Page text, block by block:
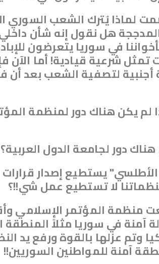
لماذا يُترك الشعب السوري
هل نقول إنه شأن
في سوريا يتعرضون
شرعية قيادية! أما الآن
أجنبية لتصفية الشعب بعد أن
لم يكن هناك دور لمنظمة
دور لجامعة الدول
يستطيع إصدار قرارات
لا تستطيع عمل شي!!؟
منظمة المؤتمر الإسلامي
آمنة في سوريا مثلاً المنطقة
وتم عزلها بالقوة ورفع يد
آمنة للمواطنين السوريين!!